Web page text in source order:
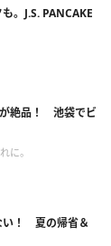
。J.S. PANCAKE
絶品！ 池袋でビ
に。
い！ 夏の帰省＆